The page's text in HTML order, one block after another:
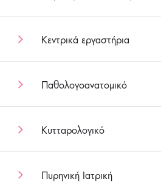
Κεντρικά εργαστήρια
Παθολογοανατομικό
Κυτταρολογικό
Πυρηνική Ιατρική